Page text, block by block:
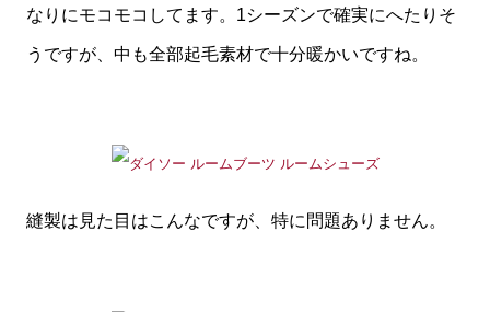
なりにモコモコしてます。1シーズンで確実にへたりそ
うですが、中も全部起毛素材で十分暖かいですね。
縫製は見た目はこんなですが、特に問題ありません。